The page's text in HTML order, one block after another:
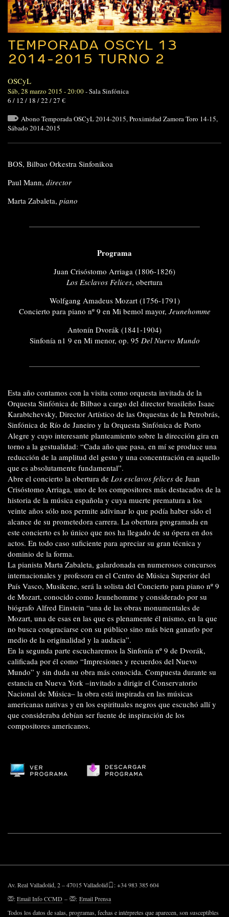
TEMPORADA OSCYL 13
2014-2015 TURNO 2
OSCyL
Sáb, 28 marzo 2015 - 20:00-Sala Sinfónica
6 / 12 / 18 / 22 / 27 €
Abono Temporada OSCyL 2014-2015,Proximidad Zamora Toro 14-15,
Sábado 2014-2015
BOS, Bilbao Orkestra Sinfonikoa
Paul Mann, director
Marta Zabaleta, piano
Programa
Juan Crisóstomo Arriaga (1806-1826)
Los Esclavos Felices, obertura
Wolfgang Amadeus Mozart (1756-1791)
Concierto para piano nº 9 en Mi bemol mayor, Jeunehomme
Antonín Dvorák (1841-1904)
Sinfonía n1 9 en Mi menor, op. 95 Del Nuevo Mundo
Esta año contamos con la visita como orquesta invitada de la
Orquesta Sinfónica de Bilbao a cargo del director brasileño Isaac
Karabtchevsky, Director Artístico de las Orquestas de la Petrobrás,
Sinfónica de Río de Janeiro y la Orquesta Sinfónica de Porto
Alegre y cuyo interesante planteamiento sobre la dirección gira en
torno a la gestualidad: “Cada año que pasa, en mí se produce una
reducción de la amplitud del gesto y una concentración en aquello
que es absolutamente fundamental”.
Abre el concierto la obertura de Los esclavos felices de Juan
Crisóstomo Arriaga, uno de los compositores más destacados de la
historia de la música española y cuya muerte prematura a los
veinte años sólo nos permite adivinar lo que podía haber sido el
alcance de su prometedora carrera. La obertura programada en
este concierto es lo único que nos ha llegado de su ópera en dos
actos. En todo caso suficiente para apreciar su gran técnica y
dominio de la forma.
La pianista Marta Zabaleta, galardonada en numerosos concursos
internacionales y profesora en el Centro de Música Superior del
País Vasco, Musikene, será la solista del Concierto para piano nº 9
de Mozart, conocido como Jeunehomme y considerado por su
biógrafo Alfred Einstein “una de las obras monumentales de
Mozart, una de esas en las que es plenamente él mismo, en la que
no busca congraciarse con su público sino más bien ganarlo por
medio de la originalidad y la audacia”.
En la segunda parte escucharemos la Sinfonía nº 9 de Dvorák,
calificada por él como “Impresiones y recuerdos del Nuevo
Mundo” y sin duda su obra más conocida. Compuesta durante su
estancia en Nueva York –invitado a dirigir el Conservatorio
Nacional de Música– la obra está inspirada en las músicas
americanas nativas y en los espirituales negros que escuchó allí y
que consideraba debían ser fuente de inspiración de los
compositores americanos.
Av. Real Valladolid, 2 – 47015 Valladolid
: +34 983 385 604
:Email Info CCMD – : Email Prensa
Todos los datos de salas, programas, fechas e intérpretes que aparecen, son susceptibles